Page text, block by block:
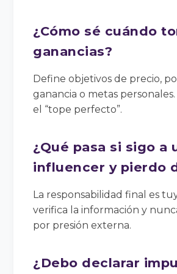
¿Cómo sé cuándo
ganancias?
Define objetivos de precio,
ganancia o metas
el “tope perfecto”.
¿Qué pasa si sigo a
influencer y pierdo
La responsabilidad final es
verifica la información y
por presión externa.
¿Debo declarar